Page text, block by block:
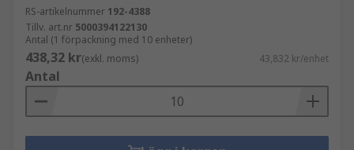
RS-artikelnummer 192-4388
Tillv. art.nr 5000394122130
Antal (1 förpackning med 10 enheter)
438,32 kr(exkl. moms) 43,832 kr/enhet
Antal